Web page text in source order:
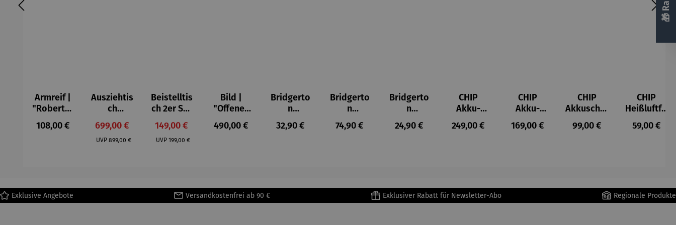
Armreif |
"Roberta"
– Anna
Mütz
Regulärer Preis:
108,00 €
Ausziehtis
ch
Aluminium
– Valor
Verkaufspreis:
699,00 €
UVP Regulärer Preis:
899,00 €
Beistelltis
ch 2er Set
– Dalias
Verkaufspreis:
149,00 €
UVP Regulärer Preis:
199,00 €
Bild |
"Offenes
Fenster in
Collioure"
Regulärer Preis:
490,00 €
Bridgerto
n
Espresso
becher
Regulärer Preis:
32,90 €
Bridgerto
n
Espressot
assen Set
Metallges
Regulärer Preis:
74,90 €
Bridgerto
n
Zuckerdo
se aus
Regulärer Preis:
24,90 €
CHIP
Akku-
Staubsau
ger
Regulärer Preis:
249,00 €
CHIP
Akku-
Staubsau
ger DS02
Regulärer Preis:
169,00 €
CHIP
Akkuschra
uber
Regulärer Preis:
99,00 €
CHIP
Heißluftfri
tteuse
Regulärer
59,00 €
Exklusive Angebote Versandkostenfrei ab 90 € Exklusiver Rabatt für Newsletter-Abo Regionale Produkte